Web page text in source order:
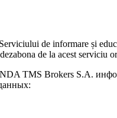
Serviciului de informare și
de la acest serviciu
TMS Brokers S.A.